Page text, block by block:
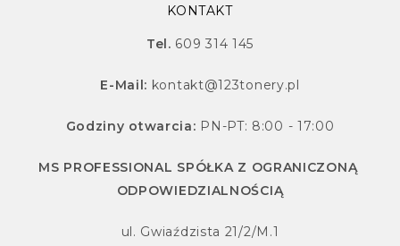
KONTAKT
Tel. 609 314 145
E-Mail: kontakt@123tonery.pl
Godziny otwarcia: PN-PT: 8:00 - 17:00
MS PROFESSIONAL SPÓŁKA Z OGRANICZONĄ
ODPOWIEDZIALNOŚCIĄ
ul. Gwiaździsta 21/2/M.1